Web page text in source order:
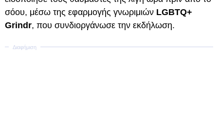
σόου, μέσω της εφαρμογής γνωριμιών LGBTQ+
Grindr, που συνδιοργάνωσε την εκδήλωση.